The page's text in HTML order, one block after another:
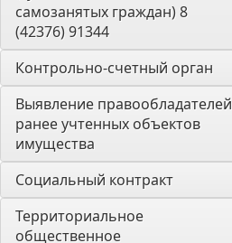
самозанятых граждан) 8
(42376) 91344
Контрольно-счетный орган
Выявление правообладателей
ранее учтенных объектов
имущества
Социальный контракт
Территориальное
общественное